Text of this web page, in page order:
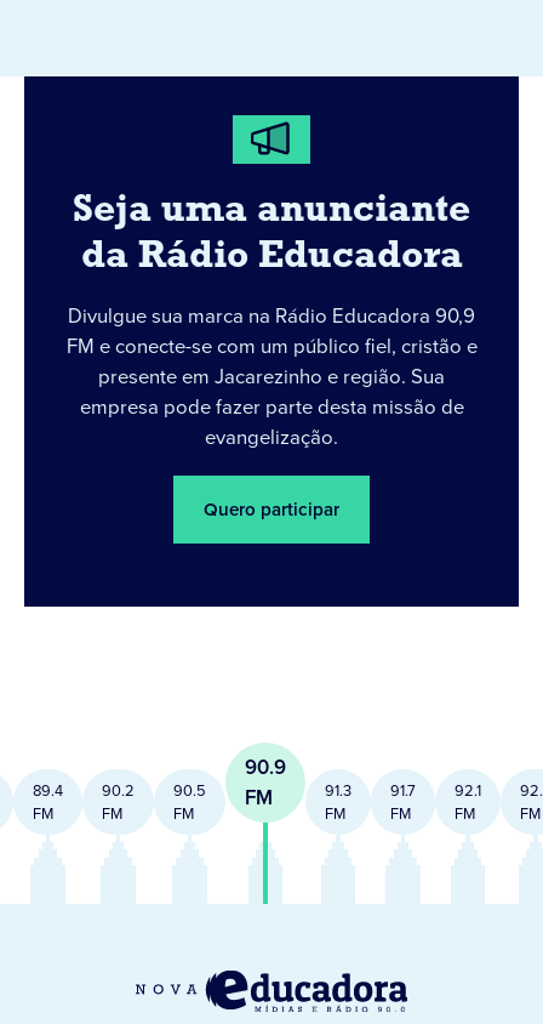
Seja uma anunciante
da Rádio Educadora
Divulgue sua marca na Rádio Educadora 90,9
FM e conecte-se com um público fiel, cristão e
presente em Jacarezinho e região. Sua
empresa pode fazer parte desta missão de
evangelização.
Quero participar
89.4
FM
90.2
FM
90.5
FM
90.9
FM
91.3
FM
91.7
FM
92.1
FM
FM